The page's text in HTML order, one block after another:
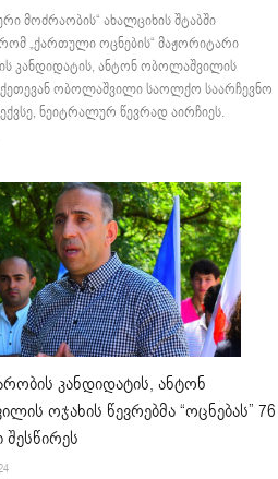
მოძრაობის“ ახალციხის შტაბში
„ქართული ოცნების“ მაჟორიტარი
კანდიდატის, ანტონ ობოლაშვილის
ქეთევან ობოლაშვილი საოლქო საარჩევნო
ნეიტრალურ წევრად აირჩიეს.
კანდიდატის, ანტონ
ოჯახის წევრებმა “ოცნებას” 76